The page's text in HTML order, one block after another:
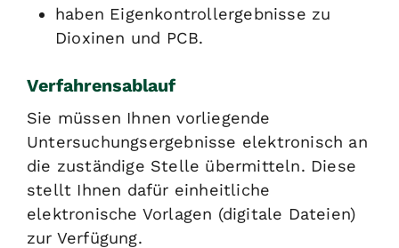
haben Eigenkontrollergebnisse zu
Dioxinen und PCB.
Verfahrensablauf
Sie müssen Ihnen vorliegende
Untersuchungsergebnisse elektronisch an
die zuständige Stelle übermitteln. Diese
stellt Ihnen dafür einheitliche
elektronische Vorlagen (digitale Dateien)
zur Verfügung.